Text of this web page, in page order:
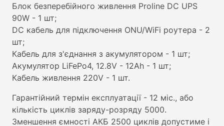
Блок безперебійного живлення Proline DC UPS
90W - 1 шт;
DC кабель для підключення ONU/WiFi роутера - 2
шт;
Кабель для з'єднання з акумулятором - 1 шт;
Акумулятор LiFePo4, 12.8V - 12Ah - 1 шт;
Кабель живлення 220V - 1 шт.
Гарантійний термін експлуатації - 12 міс., або
кількість циклів заряду-розряду 5000.
Зменшення ємності АКБ 2500 циклів допустиме і